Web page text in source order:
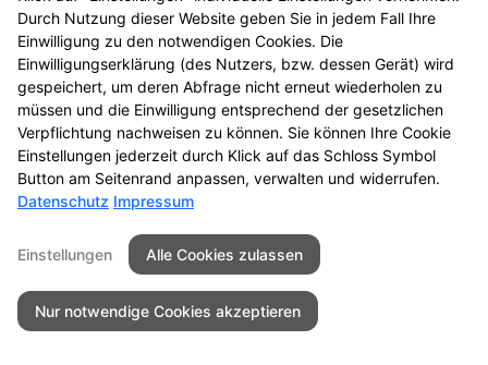
Kontakt Impressum
Datenschutz
Barrierefreiheit
©2026Mohren Apotheke
Durch Nutzung dieser Website geben Sie in jedem Fall Ihre
Einwilligung zu den notwendigen Cookies. Die
Einwilligungserklärung (des Nutzers, bzw. dessen Gerät) wird
gespeichert, um deren Abfrage nicht erneut wiederholen zu
müssen und die Einwilligung entsprechend der gesetzlichen
Verpflichtung nachweisen zu können. Sie können Ihre Cookie
Einstellungen jederzeit durch Klick auf das Schloss Symbol
Button am Seitenrand anpassen, verwalten und widerrufen.
Datenschutz Impressum
Einstellungen Alle Cookies zulassen
Nur notwendige Cookies akzeptieren